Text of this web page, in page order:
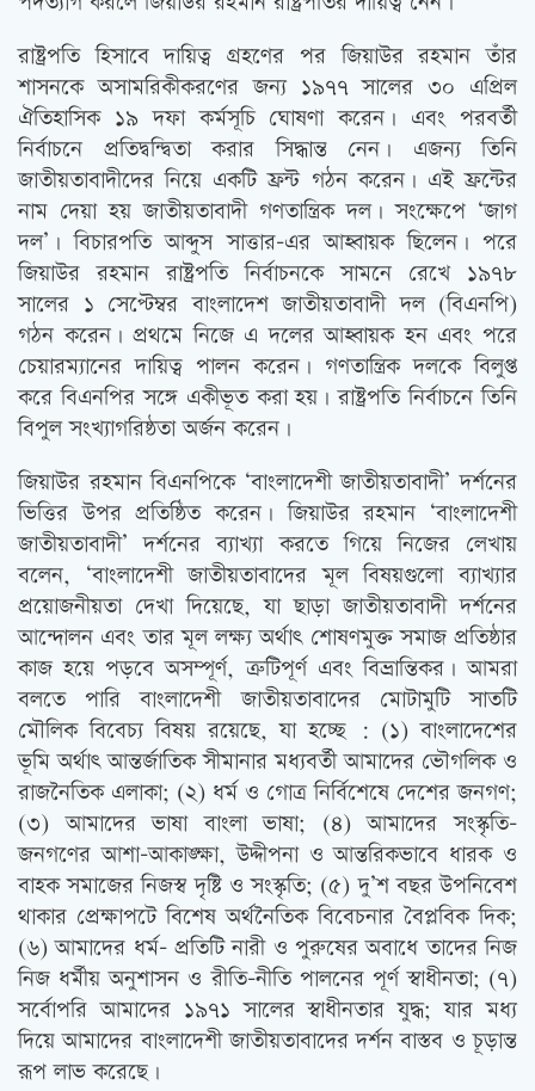
রাষ্ট্রপতি হিসাবে দায়িত্ব গ্রহণের পর জিয়াউর রহমান তাঁর
শাসনকে অসামরিকীকরণের জন্য ১৯৭৭ সালের ৩০ এপ্রিল
ঐতিহাসিক ১৯ দফা কর্মসূচি ঘোষণা করেন। এবং পরবর্তী
নির্বাচনে প্রতিদ্বন্দ্বিতা করার সিদ্ধান্ত নেন। এজন্য তিনি
জাতীয়তাবাদীদের নিয়ে একটি ফ্রন্ট গঠন করেন। এই ফ্রন্টের
নাম দেয়া হয় জাতীয়তাবাদী গণতান্ত্রিক দল। সংক্ষেপে ‘জাগ
দল’। বিচারপতি আব্দুস সাত্তার-এর আহ্বায়ক ছিলেন। পরে
জিয়াউর রহমান রাষ্ট্রপতি নির্বাচনকে সামনে রেখে ১৯৭৮
সালের ১ সেপ্টেম্বর বাংলাদেশ জাতীয়তাবাদী দল (বিএনপি)
গঠন করেন। প্রথমে নিজে এ দলের আহ্বায়ক হন এবং পরে
চেয়ারম্যানের দায়িত্ব পালন করেন। গণতান্ত্রিক দলকে বিলুপ্ত
করে বিএনপির সঙ্গে একীভূত করা হয়। রাষ্ট্রপতি নির্বাচনে তিনি
বিপুল সংখ্যাগরিষ্ঠতা অর্জন করেন।
জিয়াউর রহমান বিএনপিকে ‘বাংলাদেশী জাতীয়তাবাদী’ দর্শনের
ভিত্তির উপর প্রতিষ্ঠিত করেন। জিয়াউর রহমান ‘বাংলাদেশী
জাতীয়তাবাদী’ দর্শনের ব্যাখ্যা করতে গিয়ে নিজের লেখায়
বলেন, ‘বাংলাদেশী জাতীয়তাবাদের মূল বিষয়গুলো ব্যাখ্যার
প্রয়োজনীয়তা দেখা দিয়েছে, যা ছাড়া জাতীয়তাবাদী দর্শনের
আন্দোলন এবং তার মূল লক্ষ্য অর্থাত্‍ শোষণমুক্ত সমাজ প্রতিষ্ঠার
কাজ হয়ে পড়বে অসম্পূর্ণ, ত্রুটিপূর্ণ এবং বিভ্রান্তিকর। আমরা
বলতে পারি বাংলাদেশী জাতীয়তাবাদের মোটামুটি সাতটি
মৌলিক বিবেচ্য বিষয় রয়েছে, যা হচ্ছে : (১) বাংলাদেশের
ভূমি অর্থাত্‍ আন্তর্জাতিক সীমানার মধ্যবর্তী আমাদের ভৌগলিক ও
রাজনৈতিক এলাকা; (২) ধর্ম ও গোত্র নির্বিশেষে দেশের জনগণ;
(৩) আমাদের ভাষা বাংলা ভাষা; (৪) আমাদের সংস্কৃতি-
জনগণের আশা-আকাঙ্ক্ষা, উদ্দীপনা ও আন্তরিকভাবে ধারক ও
বাহক সমাজের নিজস্ব দৃষ্টি ও সংস্কৃতি; (৫) দু’শ বছর উপনিবেশ
থাকার প্রেক্ষাপটে বিশেষ অর্থনৈতিক বিবেচনার বৈপ্লবিক দিক;
(৬) আমাদের ধর্ম- প্রতিটি নারী ও পুরুষের অবাধে তাদের নিজ
নিজ ধর্মীয় অনুশাসন ও রীতি-নীতি পালনের পূর্ণ স্বাধীনতা; (৭)
সর্বোপরি আমাদের ১৯৭১ সালের স্বাধীনতার যুদ্ধ; যার মধ্য
দিয়ে আমাদের বাংলাদেশী জাতীয়তাবাদের দর্শন বাস্তব ও চূড়ান্ত
রূপ লাভ করেছে।